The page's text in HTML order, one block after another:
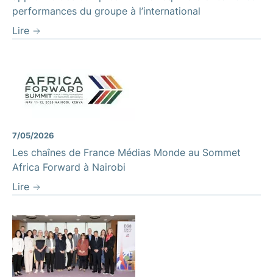
performances du groupe à l’international
Lire
7/05/2026
Les chaînes de France Médias Monde au Sommet
Africa Forward à Nairobi
Lire